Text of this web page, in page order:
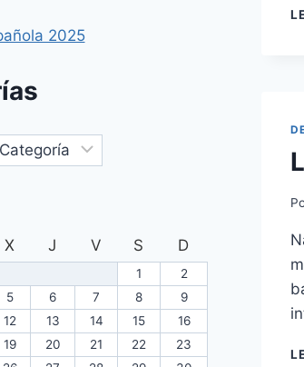
2025
X J V S D
1
2
5 6 7 8
9
12 13 14 15
16
19 20 21 22
23